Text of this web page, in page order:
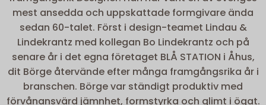
mest ansedda och uppskattade formgivare ända
sedan 60-talet. Först i design-teamet Lindau &
Lindekrantz med kollegan Bo Lindekrantz och på
senare år i det egna företaget BLÅ STATION i Åhus,
dit Börge återvände efter många framgångsrika år i
branschen. Börge var ständigt produktiv med
förvånansvärd jämnhet, formstyrka och glimt i ögat.